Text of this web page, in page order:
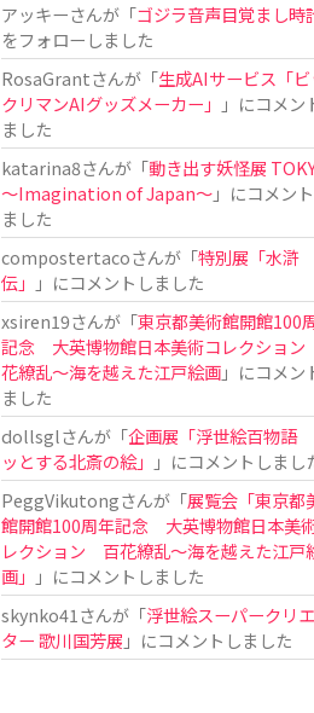
アッキーさんが「ゴジラ音声目覚まし時
をフォローしました
RosaGrantさんが「生成AIサービス「ビ
クリマンAIグッズメーカー」
」にコメン
ました
katarina8さんが「動き出す妖怪展
〜Imagination of Japan〜」にコメン
ました
compostertacoさんが「特別展「水滸
伝」
」にコメントしました
xsiren19さんが「東京都美術館開館100
記念 大英博物館日本美術コレクショ
花繚乱～海を越えた江戸絵画」にコメン
ました
dollsglさんが「企画展「浮世絵百物語
ッとする北斎の絵」
」にコメントしまし
PeggVikutongさんが「展覧会「東京都
館開館100周年記念 大英博物館日本美
レクション 百花繚乱〜海を越えた江戸
画」
」にコメントしました
skynko41 さんが「浮世絵スーパークリ
ター 歌川国芳展 」にコメントしました